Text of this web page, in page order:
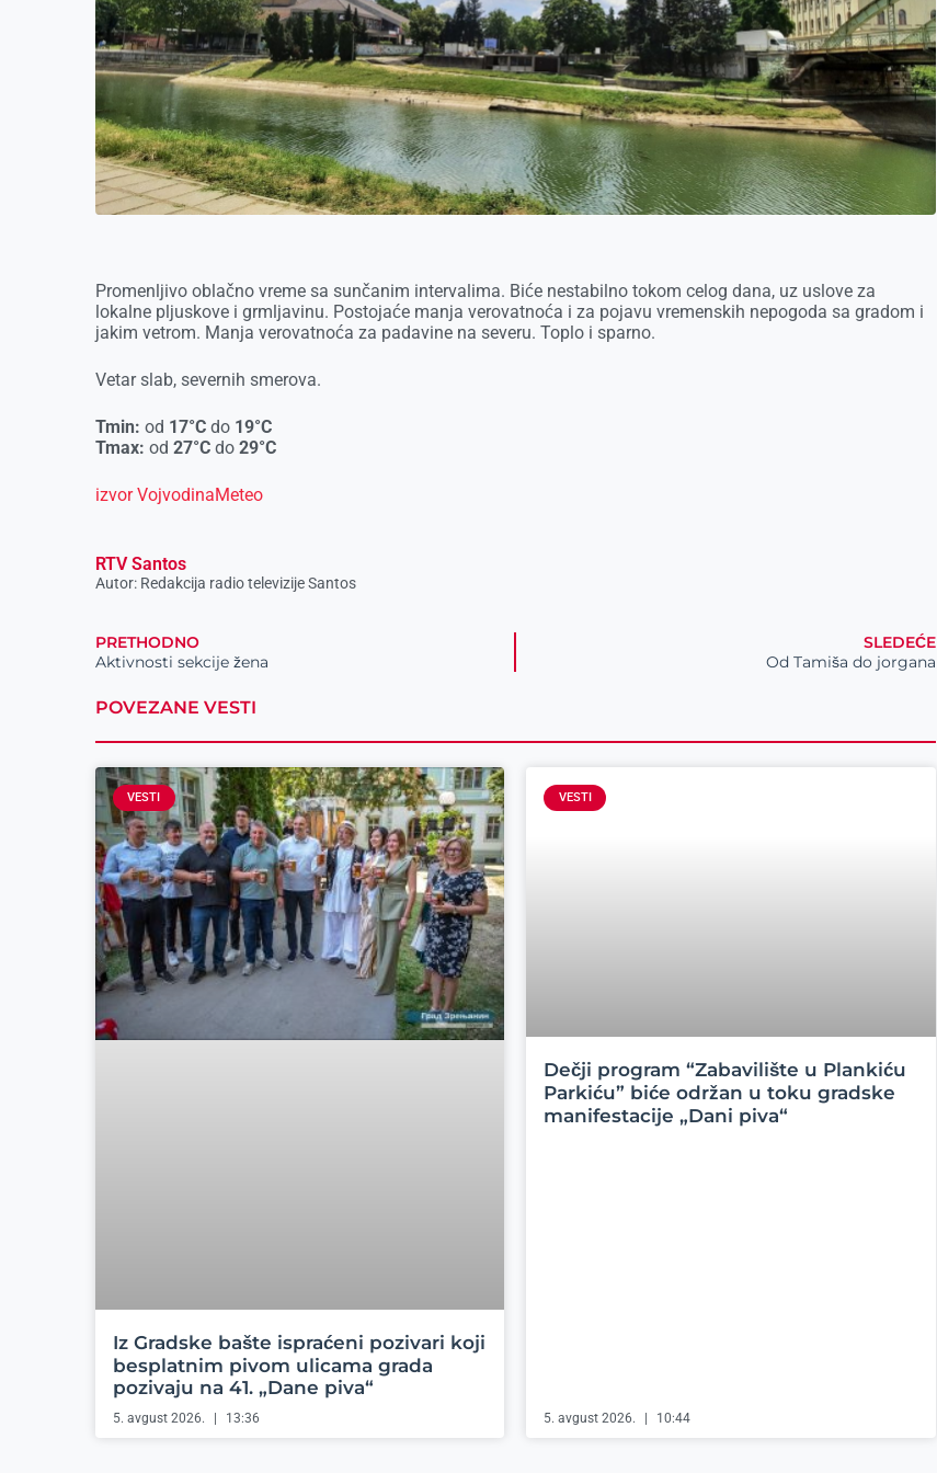
r
Promenljivo oblačno vreme sa sunčanim intervalima. Biće nestabilno tokom celog dana, uz uslove za
lokalne pljuskove i grmljavinu. Postojaće manja verovatnoća i za pojavu vremenskih nepogoda sa gradom i
jakim vetrom. Manja verovatnoća za padavine na severu. Toplo i sparno.
Vetar slab, severnih smerova.
Tmin: od 17°C do 19°C
Tmax:od27°C do29°C
izvor VojvodinaMeteo
RTV Santos
Autor: Redakcija radio televizije Santos
PRETHODNO
Aktivnosti sekcije žena
SLEDEĆE
Od Tamiša do jorgana
POVEZANE VESTI
VESTI
Iz Gradske bašte ispraćeni pozivari koji
besplatnim pivom ulicama grada
pozivaju na 41. „Dane piva“
5. avgust 2026. 13:36
VESTI
Dečji program “Zabavilište u Plankiću
Parkiću” biće održan u toku gradske
manifestacije „Dani piva“
5. avgust 2026. 10:44